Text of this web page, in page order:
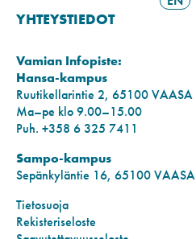
YHTEYSTIEDOT
Vamian Infopiste:
Hansa-kampus
Ruutikellarintie 2, 65100 VAASA
Ma–pe klo 9.00–15.00
Puh. +358 6 325 7411
Sampo-kampus
Sepänkyläntie 16, 65100 VAASA
Tietosuoja
Rekisteriseloste